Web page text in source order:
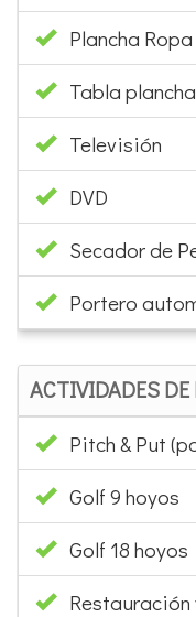
Plancha Ropa
Tabla plancha
Televisión
DVD
Secador de
Portero
ACTIVIDADES
Pitch & Put
Golf 9 hoyos
Golf 18 hoyos